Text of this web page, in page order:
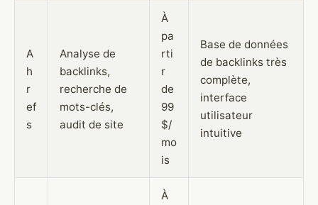
A
h
r
ef
s
Analyse de
backlinks,
recherche de
mots-clés,
audit de site
À
pa
rti
r
de
99
$/
mo
is
Base de données
de backlinks très
complète,
interface
utilisateur
intuitive
À